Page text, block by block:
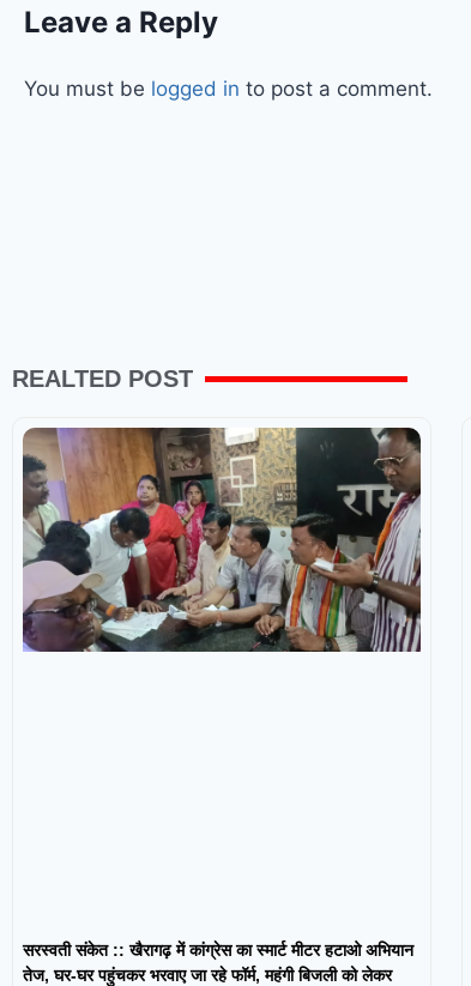
Leave a Reply
You must be logged in to post a comment.
REALTED POST
सरस्वती संकेत :: खैरागढ़ में कांग्रेस का स्मार्ट मीटर हटाओ अभियान
तेज, घर-घर पहुंचकर भरवाए जा रहे फॉर्म, महंगी बिजली को लेकर